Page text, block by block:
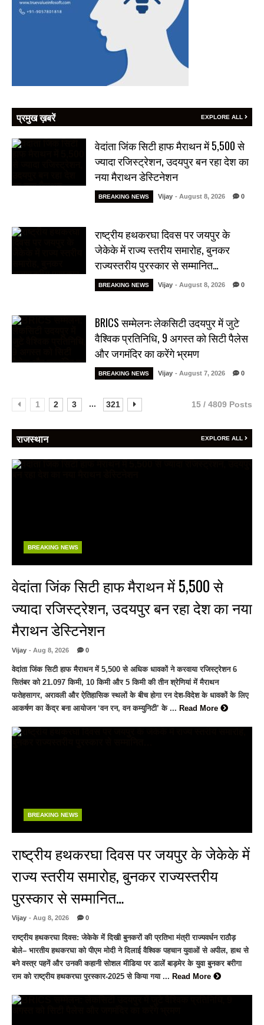
प्रमुख ख़बरें EXPLORE ALL
वेदांता जिंक सिटी हाफ मैराथन में 5,500 से
ज्यादा रजिस्ट्रेशन, उदयपुर बन रहा देश का
नया मैराथन डेस्टिनेशन
BREAKING NEWS Vijay - August 8, 2026 0
राष्ट्रीय हथकरघा दिवस पर जयपुर के
जेकेके में राज्य स्तरीय समारोह, बुनकर
राज्यस्तरीय पुरस्कार से सम्मानित…
BREAKING NEWS Vijay - August 8, 2026 0
BRICS सम्मेलन: लेकसिटी उदयपुर में जुटे
वैश्विक प्रतिनिधि, 9 अगस्त को सिटी पैलेस
और जगमंदिर का करेंगे भ्रमण
BREAKING NEWS Vijay - August 7, 2026 0
1 2 3 ... 321 15 / 4809 Posts
राजस्थान EXPLORE ALL
BREAKING NEWS
वेदांता जिंक सिटी हाफ मैराथन में 5,500 से
ज्यादा रजिस्ट्रेशन, उदयपुर बन रहा देश का नया
मैराथन डेस्टिनेशन
Vijay - Aug 8, 2026 0
वेदांता जिंक सिटी हाफ मैराथन में 5,500 से अधिक धावकों ने करवाया रजिस्ट्रेशन 6
सितंबर को 21.097 किमी, 10 किमी और 5 किमी की तीन श्रेणियां में मैराथन
फतेहसागर, अरावली और ऐतिहासिक स्थलों के बीच होगा रन देश-विदेश के धावकों के लिए
आकर्षण का केंद्र बना आयोजन ‘वन रन, वन कम्युनिटी’ के ... Read More
BREAKING NEWS
राष्ट्रीय हथकरघा दिवस पर जयपुर के जेकेके में
राज्य स्तरीय समारोह, बुनकर राज्यस्तरीय
पुरस्कार से सम्मानित…
Vijay - Aug 8, 2026 0
राष्ट्रीय हथकरघा दिवस: जेकेके में दिखी बुनकरों की प्रतिभा मंत्री राज्यवर्धन राठौड़
बोले– भारतीय हथकरघा को पीएम मोदी ने दिलाई वैश्विक पहचान युवाओं से अपील, हाथ से
बने वस्त्र पहनें और उनकी कहानी सोशल मीडिया पर डालें बाड़मेर के युवा बुनकर बरीगा
राम को राष्ट्रीय हथकरघा पुरस्कार-2025 से किया गया ... Read More